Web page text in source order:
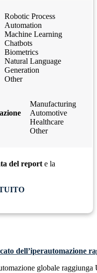
Robotic Process
Automation
Machine Learning
Chatbots
Biometrics
Natural Language
Generation
Other
Manufacturing
Automotive
Healthcare
Other
del report e la
dell’iperautomazione
globale